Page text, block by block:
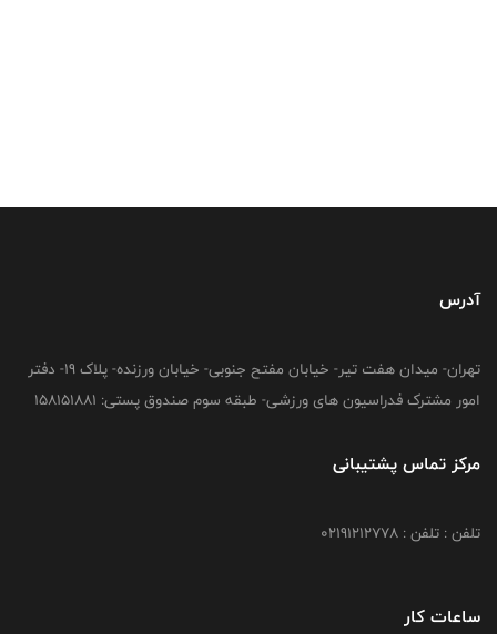
آدرس
تهران- میدان هفت تیر- خیابان مفتح جنوبی- خیابان ورزنده- پلاک 19- دفتر
امور مشترک فدراسیون های ورزشی- طبقه سوم صندوق پستی: 158151881
مرکز تماس پشتیبانی
تلفن : تلفن : 02191212778
ساعات کار